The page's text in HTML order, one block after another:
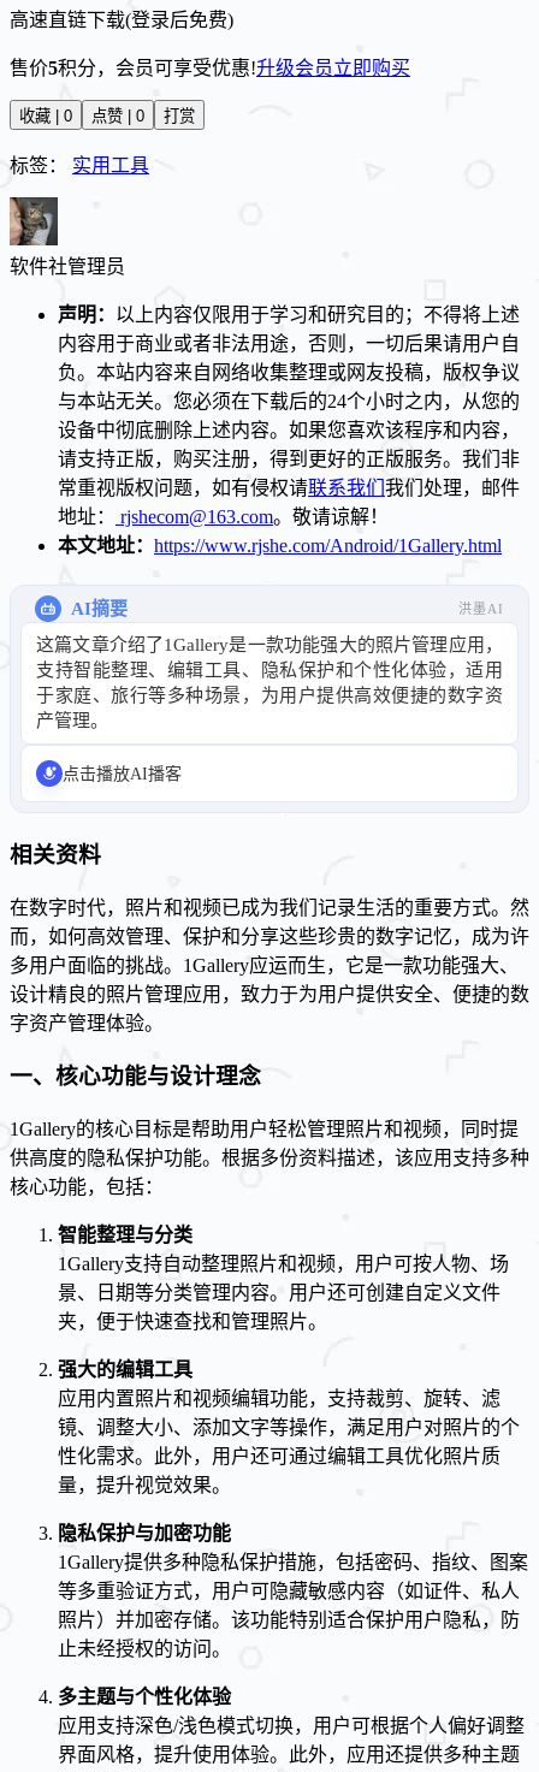
高速直链下载(登录后免费)
售价5积分，会员可享受优惠!升级会员立即购买
收藏 | 0 点赞 | 0 打赏
标签： 实用工具
软件社管理员
声明： 以上内容仅限用于学习和研究目的；不得将上述
内容用于商业或者非法用途，否则，一切后果请用户自
负。本站内容来自网络收集整理或网友投稿，版权争议
与本站无关。您必须在下载后的24个小时之内，从您的
设备中彻底删除上述内容。如果您喜欢该程序和内容，
请支持正版，购买注册，得到更好的正版服务。我们非
常重视版权问题，如有侵权请联系我们 我们处理，邮件
地址：
rjshecom@163.com。敬请谅解！
本文地址： https://www.rjshe.com/Android/1Gallery.html
AI摘要 洪墨AI
这篇文章介绍了1Gallery是一款功能强大的照片管理应用，
支持智能整理、编辑工具、隐私保护和个性化体验，适用
于家庭、旅行等多种场景，为用户提供高效便捷的数字资
产管理。
点击播放AI播客
相关资料
在数字时代，照片和视频已成为我们记录生活的重要方式。然
而，如何高效管理、保护和分享这些珍贵的数字记忆，成为许
多用户面临的挑战。1Gallery应运而生，它是一款功能强大、
设计精良的照片管理应用，致力于为用户提供安全、便捷的数
字资产管理体验。
一、核心功能与设计理念
1Gallery的核心目标是帮助用户轻松管理照片和视频，同时提
供高度的隐私保护功能。根据多份资料描述，该应用支持多种
核心功能，包括：
智能整理与分类
1Gallery支持自动整理照片和视频，用户可按人物、场
景、日期等分类管理内容。用户还可创建自定义文件
夹，便于快速查找和管理照片。
强大的编辑工具
应用内置照片和视频编辑功能，支持裁剪、旋转、滤
镜、调整大小、添加文字等操作，满足用户对照片的个
性化需求。此外，用户还可通过编辑工具优化照片质
量，提升视觉效果。
隐私保护与加密功能
1Gallery提供多种隐私保护措施，包括密码、指纹、图案
等多重验证方式，用户可隐藏敏感内容（如证件、私人
照片）并加密存储。该功能特别适合保护用户隐私，防
止未经授权的访问。
多主题与个性化体验
应用支持深色/浅色模式切换，用户可根据个人偏好调整
界面风格，提升使用体验。此外，应用还提供多种主题